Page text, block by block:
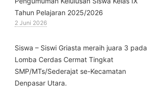
Tahun Pelajaran 2025/2026
2 Juni 2026
Siswa – Siswi Griasta meraih juara 3 pada
Lomba Cerdas Cermat Tingkat
SMP/MTs/Sederajat se-Kecamatan
Denpasar Utara.